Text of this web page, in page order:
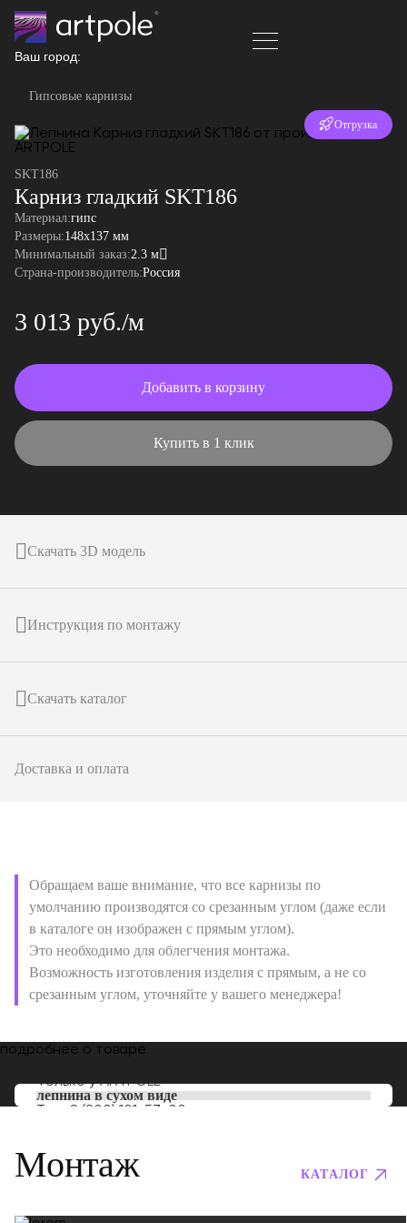
Ваш город:
Гипсовые карнизы
Отгрузка
SKT186
Карниз гладкий SKT186
Материал:гипс
Размеры:148x137 мм
Минимальный заказ:2.3 м
Страна-производитель:Россия
3 013 руб./м
Добавить в корзину
Купить в 1 клик
Скачать 3D модель
Инструкция по монтажу
Скачать каталог
Доставка и оплата
Обращаем ваше внимание, что все карнизы по
умолчанию производятся со срезанным углом (даже если
в каталоге он изображен с прямым углом).
Это необходимо для облегчения монтажа.
Возможность изготовления изделия с прямым, а не со
срезанным углом, уточняйте у вашего менеджера!
подробнее о товаре
Только уARTPOLE
лепнина в сухом виде
Тел: 8 (800) 101-53-00
Монтаж КАТАЛОГ